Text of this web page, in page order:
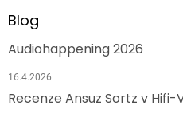
Blog
Audiohappening 2026
16.4.2026
Recenze Ansuz Sortz v Hifi-